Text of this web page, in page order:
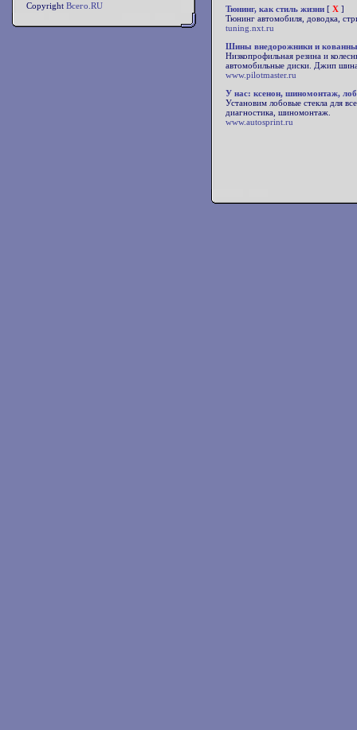
Copyright Всего.RU
Тюнинг, как стиль жизни [ X ]
Тюнинг автомобиля, доводка,
tuning.nxt.ru
Шины внедорожники и
Низкопрофильная резина и
автомобильные диски. Джип
www.pilotmaster.ru
У нас: ксенон, шиномонтаж,
Установим лобовые стекла для
диагностика, шиномонтаж.
www.autosprint.ru